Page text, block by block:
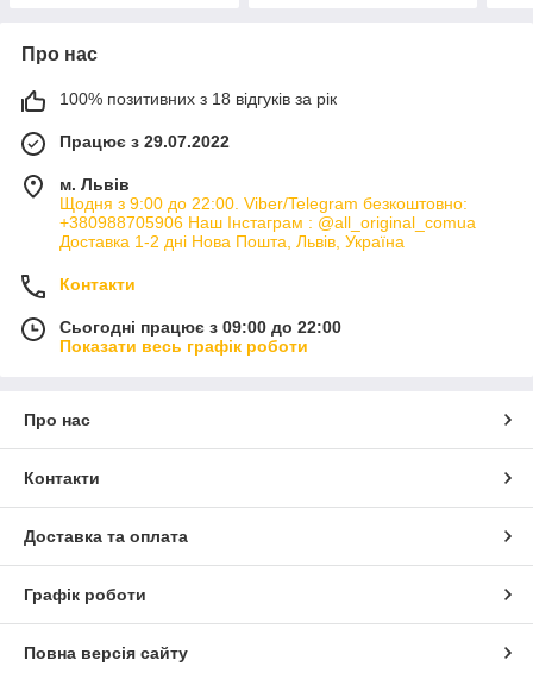
Про нас
100% позитивних з 18 відгуків за рік
Працює з 29.07.2022
м. Львів
Щодня з 9:00 до 22:00. Viber/Telegram безкоштовно:
+380988705906 Наш Інстаграм : @all_original_comua
Доставка 1-2 дні Нова Пошта, Львів, Україна
Контакти
Сьогодні працює з 09:00 до 22:00
Показати весь графік роботи
Про нас
Контакти
Доставка та оплата
Графік роботи
Повна версія сайту